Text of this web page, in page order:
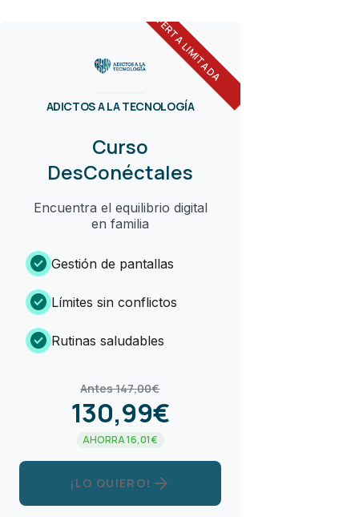
OFERTA LIMITADA
ADICTOS A LA TECNOLOGÍA
Curso
DesConéctales
Encuentra el equilibrio digital
en familia
check_circle Gestión de pantallas
check_circle Límites sin conflictos
check_circle Rutinas saludables
Antes 147,00€
130,99€
AHORRA 16,01€
¡LO QUIERO! arrow_forward